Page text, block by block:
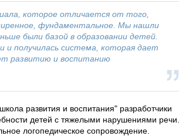
которое отличается от того,
фундаментальное. Мы нашли
были базой в образовании детей.
и получилась система, которая дает
развитию и воспитанию
развития и воспитания" разработчики
детей с тяжелыми нарушениями речи.
логопедическое сопровождение.